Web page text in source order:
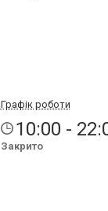
Графік роботи
10:00 -
Закрито